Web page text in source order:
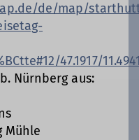
de/map/
47.1917/
Nürnberg aus:
Mühle